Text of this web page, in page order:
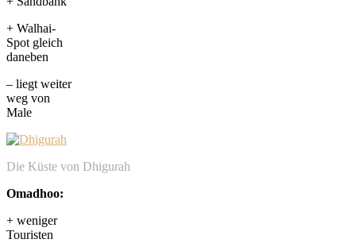
+ Walhai-
Spot gleich
daneben
– liegt weiter
weg von
Male
Die Küste von Dhigurah
Omadhoo:
+ weniger
Touristen